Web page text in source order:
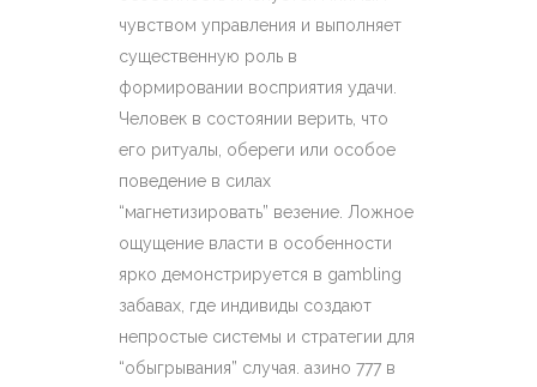
чувством управления и выполняет
существенную роль в
формировании восприятия удачи.
Человек в состоянии верить, что
его ритуалы, обереги или особое
поведение в силах
“магнетизировать” везение. Ложное
ощущение власти в особенности
ярко демонстрируется в gambling
забавах, где индивиды создают
непростые системы и стратегии для
“обыгрывания” случая. азино 777 в